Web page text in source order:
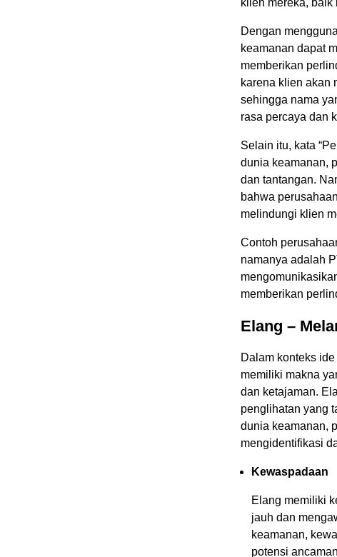
klien mereka,
Dengan
keamanan dapat
memberikan
karena klien akan
sehingga nama
rasa percaya dan
Selain itu, kata
dunia keamanan,
dan tantangan.
bahwa
melindungi klien
Contoh
namanya adalah
memberikan
Elang –
Dalam konteks
memiliki makna
dan ketajaman.
penglihatan yang
dunia keamanan,
mengidentifikasi
Kewaspadaan
Elang memiliki
jauh dan
keamanan,
potensi